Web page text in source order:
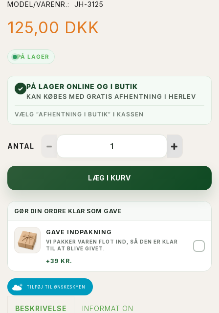
MODEL/VARENR.: JH-3125
125,00 DKK
PÅ LAGER
✓ PÅ LAGER ONLINE OG I BUTIK
KAN KØBES MED GRATIS AFHENTNING I HERLEV
VÆLG “AFHENTNING I BUTIK” I KASSEN
ANTAL
LÆG I KURV
GØR DIN ORDRE KLAR SOM GAVE
GAVE INDPAKNING
VI PAKKER VAREN FLOT IND, SÅ DEN ER KLAR
TIL AT BLIVE GIVET.
+39 KR.
TILFØJ TIL ØNSKESKYEN
BESKRIVELSE INFORMATION